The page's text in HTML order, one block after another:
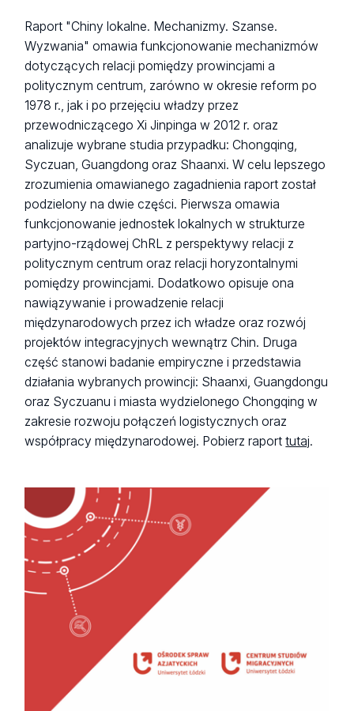
Raport "Chiny lokalne. Mechanizmy. Szanse.
Wyzwania" omawia funkcjonowanie mechanizmów
dotyczących relacji pomiędzy prowincjami a
politycznym centrum, zarówno w okresie reform po
1978 r., jak i po przejęciu władzy przez
przewodniczącego Xi Jinpinga w 2012 r. oraz
analizuje wybrane studia przypadku: Chongqing,
Syczuan, Guangdong oraz Shaanxi. W celu lepszego
zrozumienia omawianego zagadnienia raport został
podzielony na dwie części. Pierwsza omawia
funkcjonowanie jednostek lokalnych w strukturze
partyjno-rządowej ChRL z perspektywy relacji z
politycznym centrum oraz relacji horyzontalnymi
pomiędzy prowincjami. Dodatkowo opisuje ona
nawiązywanie i prowadzenie relacji
międzynarodowych przez ich władze oraz rozwój
projektów integracyjnych wewnątrz Chin. Druga
część stanowi badanie empiryczne i przedstawia
działania wybranych prowincji: Shaanxi, Guangdongu
oraz Syczuanu i miasta wydzielonego Chongqing w
zakresie rozwoju połączeń logistycznych oraz
współpracy międzynarodowej. Pobierz raporttutaj.